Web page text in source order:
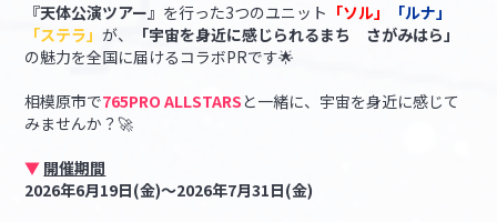
『天体公演ツアー』 を行った3つのユニット 「ソル」
「ルナ」
「ステラ」が、
「宇宙を身近に感じられるまち さがみはら」
の魅力を全国に届けるコラボPRです🌟
相模原市で765PRO ALLSTARSと一緒に、宇宙を身近に感じて
みませんか？🚀
▼ 開催期間
2026年6月19日(金)～2026年7月31日(金)